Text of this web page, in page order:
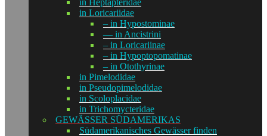
in Loricariidae
– in Hypostominae
— in Ancistrini
– in Loricariinae
– in Hypoptopomatinae
– in Otothyrinae
in Pimelodidae
in Pseudopimelodidae
in Scoloplacidae
in Trichomycteridae
GEWÄSSER SÜDAMERIKAS
Südamerikanisches Gewässer finden